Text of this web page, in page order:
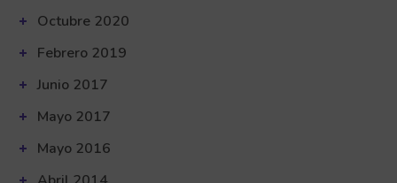
Octubre 2020
Febrero 2019
Junio 2017
Mayo 2017
Mayo 2016